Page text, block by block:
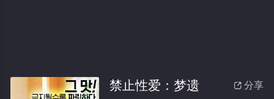
 分享
禁止性爱：梦遗